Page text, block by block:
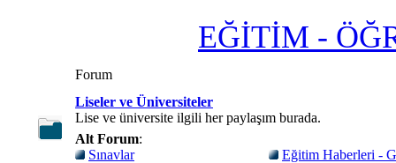
EĞİTİM -
Forum
Liseler ve Üniversiteler
Lise ve üniversite ilgili her paylaşım burada.
Alt Forum:
Sınavlar
Eğitim Haberleri -